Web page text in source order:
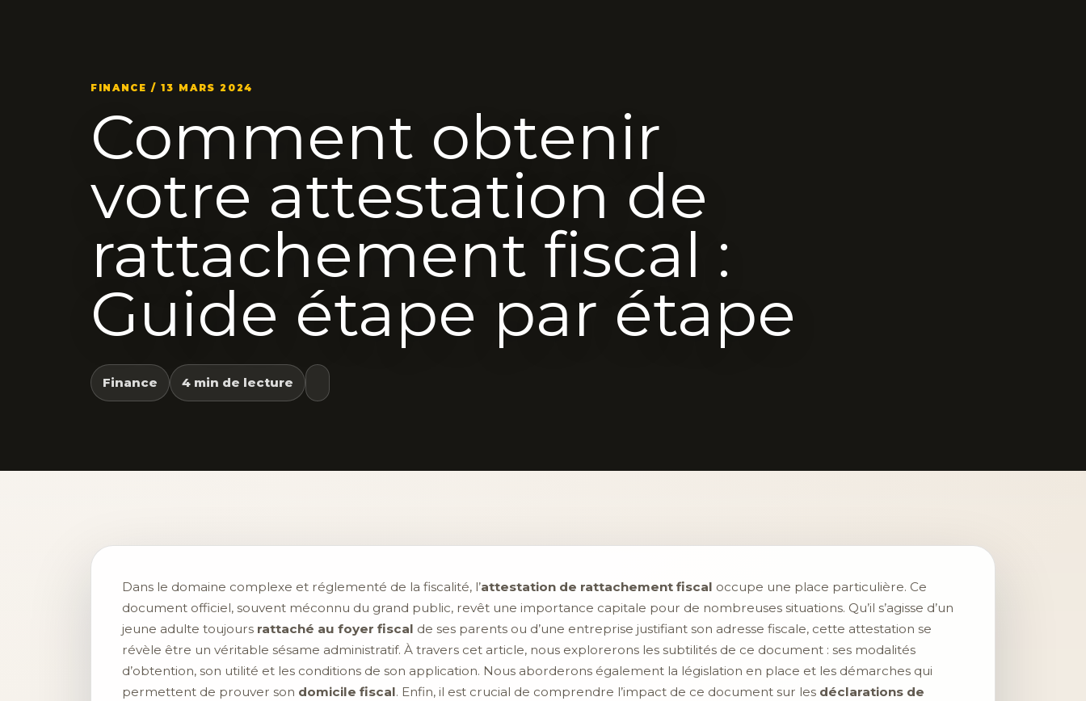
FINANCE / 13 MARS 2024
Comment obtenir
votre attestation de
rattachement fiscal :
Guide étape par étape
Finance 4 min de lecture
Dans le domaine complexe et réglementé de la fiscalité, l’attestation de rattachement fiscal occupe une place particulière. Ce
document officiel, souvent méconnu du grand public, revêt une importance capitale pour de nombreuses situations. Qu’il s’agisse d’un
jeune adulte toujours rattaché au foyer fiscal de ses parents ou d’une entreprise justifiant son adresse fiscale, cette attestation se
révèle être un véritable sésame administratif. À travers cet article, nous explorerons les subtilités de ce document : ses modalités
d’obtention, son utilité et les conditions de son application. Nous aborderons également la législation en place et les démarches qui
permettent de prouver son domicile fiscal. Enfin, il est crucial de comprendre l’impact de ce document sur les déclarations de